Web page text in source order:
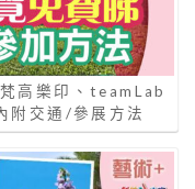
高樂印、teamLab
附交通/參展方法